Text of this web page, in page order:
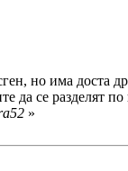
но има доста
да се разделят
»